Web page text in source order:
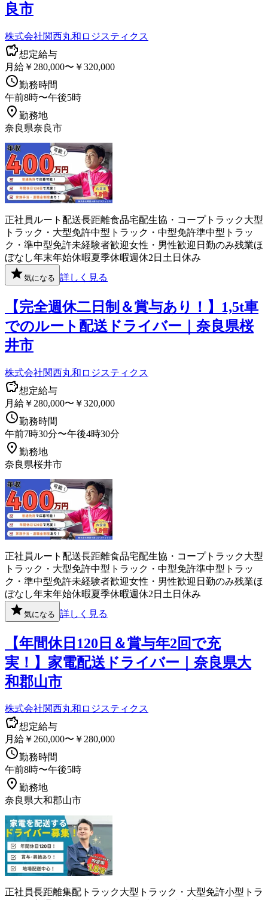
良市
株式会社関西丸和ロジスティクス
想定給与
月給￥280,000〜￥320,000
勤務時間
午前8時〜午後5時
勤務地
奈良県奈良市
正社員 ルート配送長距離食品宅配生協・コープトラック大型
トラック・大型免許中型トラック・中型免許準中型トラッ
ク・準中型免許未経験者歓迎女性・男性歓迎 日勤のみ残業ほ
ぼなし年末年始休暇夏季休暇週休2日 土日休み
気になる 詳しく見る
【完全週休二日制＆賞与あり！】1,5t車
でのルート配送ドライバー｜奈良県桜
井市
株式会社関西丸和ロジスティクス
想定給与
月給￥280,000〜￥320,000
勤務時間
午前7時30分〜午後4時30分
勤務地
奈良県桜井市
正社員 ルート配送長距離食品宅配生協・コープトラック大型
トラック・大型免許中型トラック・中型免許準中型トラッ
ク・準中型免許未経験者歓迎女性・男性歓迎 日勤のみ残業ほ
ぼなし年末年始休暇夏季休暇週休2日 土日休み
気になる 詳しく見る
【年間休日120日＆賞与年2回で充
実！】家電配送ドライバー｜奈良県大
和郡山市
株式会社関西丸和ロジスティクス
想定給与
月給￥260,000〜￥280,000
勤務時間
午前8時〜午後5時
勤務地
奈良県大和郡山市
正社員長距離集配 トラック大型トラック・大型免許小型トラ